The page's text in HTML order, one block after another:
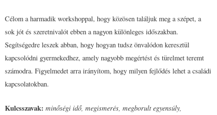
Célom a harmadik workshoppal, hogy közösen találjuk meg a szépet, a
sok jót és szeretnivalót ebben a nagyon különleges időszakban.
Segítségedre leszek abban, hogy hogyan tudsz önvalódon keresztül
kapcsolódni gyermekedhez, amely nagyobb megértést és türelmet teremt
számodra. Figyelmedet arra irányítom, hogy milyen fejlődés lehet a családi
kapcsolatokban.
Kulcsszavak: minőségi idő, megismerés, megborult egyensúly,